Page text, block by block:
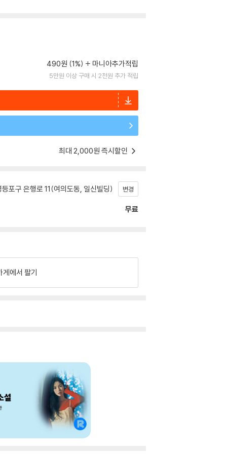
490원 (1%) 마니아추가적립
5만원 이상 구매 시 2천원 추가 적립
최대 2,000원 즉시할인
포구 은행로 11(여의도동, 일신빌딩) 변경
무료
게에서 팔기